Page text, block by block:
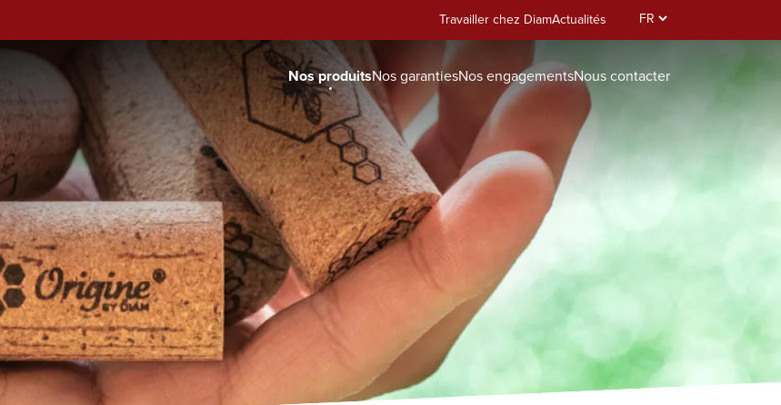
Travailler chez DiamActualités
Select
Nos produitsNos garantiesNos engagementsNous contacter